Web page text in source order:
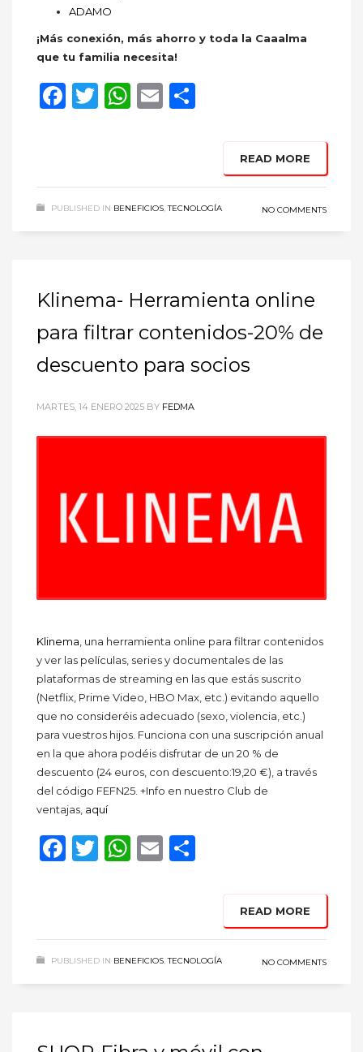
ADAMO
¡Más conexión, más ahorro y toda la Caaalma
que tu familia necesita!
Facebook
Twitter
WhatsApp
Email
READ MORE
PUBLISHED IN BENEFICIOS,TECNOLOGÍA NO COMMENTS
Klinema- Herramienta online
para filtrar contenidos-20% de
descuento para socios
MARTES, 14 ENERO 2025 BY FEDMA
Klinema, una herramienta online para filtrar contenidos
y ver las películas, series y documentales de las
plataformas de streaming en las que estás suscrito
(Netflix, Prime Video, HBO Max, etc.) evitando aquello
que no consideréis adecuado (sexo, violencia, etc.)
para vuestros hijos. Funciona con una suscripción anual
en la que ahora podéis disfrutar de un 20 % de
descuento (24 euros, con descuento:19,20 €), a través
del código FEFN25. +Info en nuestro Club de
ventajas, aquí
Facebook
Twitter
WhatsApp
Email
READ MORE
PUBLISHED IN BENEFICIOS,TECNOLOGÍA NO COMMENTS